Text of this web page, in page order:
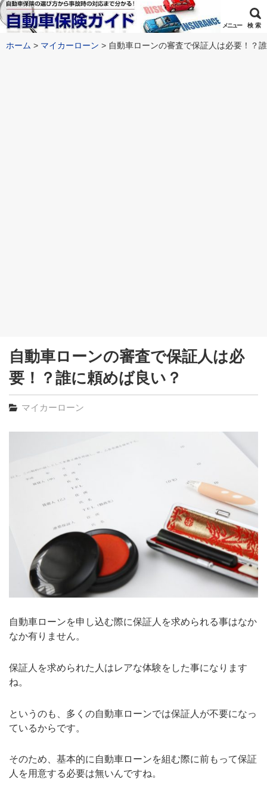
メニュー 検 索
ホーム マイカーローン 自動車ローンの審査で保証人は必要！？
自動車ローンの審査で保証人は必
要！？誰に頼めば良い？
マイカーローン
自動車ローンを申し込む際に保証人を求められる事はなか
なか有りません。
保証人を求められた人はレアな体験をした事になります
ね。
というのも、多くの自動車ローンでは保証人が不要になっ
ているからです。
そのため、基本的に自動車ローンを組む際に前もって保証
人を用意する必要は無いんですね。